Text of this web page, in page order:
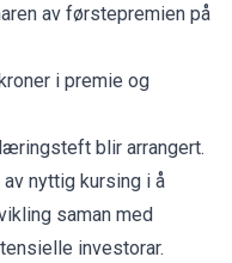
av førstepremien på
i premie og
blir arrangert.
nyttig kursing i å
saman med
investorar.